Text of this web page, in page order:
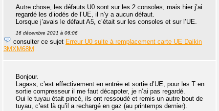
Autre chose, les défauts U0 sont sur les 2 consoles, mais hier j’ai
regardé les d’iodés de l’UE, il n’y a aucun défaut.
Lorsque j’avais le défaut A5, c’était sur les consoles et sur l’UE.
16 décembre 2021 à 06:06
consulter ce sujet Erreur U0 suite à remplacement carte UE Daikin
3MXM68M
Bonjour.
Lagass, c’est effectivement en entrée et sortie d’UE, pour les T en
sortie compresseur il me faut décapoter, je n’ai pas regardé.
Oui le tuyau était pincé, ils ont ressoudé et remis un autre bout de
tuyau, c’est là qu’il a rechargé en gaz (au printemps dernier).